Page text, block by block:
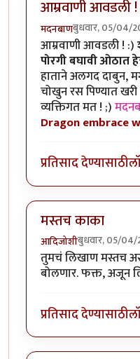
आम्रवाणी आवडली
मदनबाणबुधवार, 05/04/
आम्रवाणी आवडली ! :)
पोरगी बघावी ओठात
हाताने अलगद
चोखुन रस पिण्यात
व्यक्तिगत मत ! ;)
Dragon embrace
प्रतिसाद देण्यासाठी
मस्तच काका
आदिजोशीबुधवार, 05/04/
तुमचं लिखाण मस्तच
बोलणार. फक्त, अजून
प्रतिसाद देण्यासाठी